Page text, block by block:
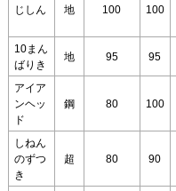
じしん 地 100 100
10まん
ばりき
地 95 95
アイア
ンヘッ
ド
鋼 80 100
しねん
のずつ
き
超 80 90